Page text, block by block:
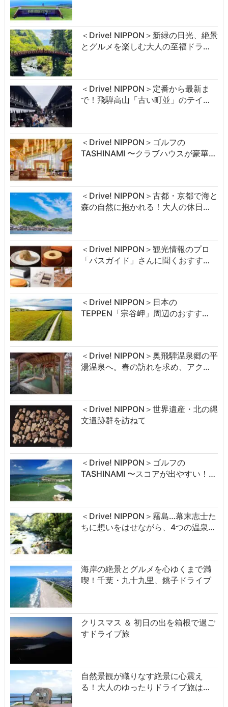
＜Drive! NIPPON＞新緑の日光、絶景
とグルメを楽しむ大人の至福ドラ…
＜Drive! NIPPON＞定番から最新ま
で！飛騨高山「古い町並」のテイ…
＜Drive! NIPPON＞ゴルフの
TASHINAMI 〜クラブハウスが豪華…
＜Drive! NIPPON＞古都・京都で海と
森の自然に抱かれる！大人の休日…
＜Drive! NIPPON＞観光情報のプロ
「バスガイド」さんに聞くおすす…
＜Drive! NIPPON＞日本の
TEPPEN「宗谷岬」周辺のおすす…
＜Drive! NIPPON＞奥飛騨温泉郷の平
湯温泉へ。春の訪れを求め、アク…
＜Drive! NIPPON＞世界遺産・北の縄
文遺跡群を訪ねて
＜Drive! NIPPON＞ゴルフの
TASHINAMI 〜スコアが出やすい！…
＜Drive! NIPPON＞霧島…幕末志士た
ちに想いをはせながら、4つの温泉…
海岸の絶景とグルメを心ゆくまで満
喫！千葉・九十九里、銚子ドライブ
クリスマス ＆ 初日の出を箱根で過ご
すドライブ旅
自然景観が織りなす絶景に心震え
る！大人のゆったりドライブ旅は…